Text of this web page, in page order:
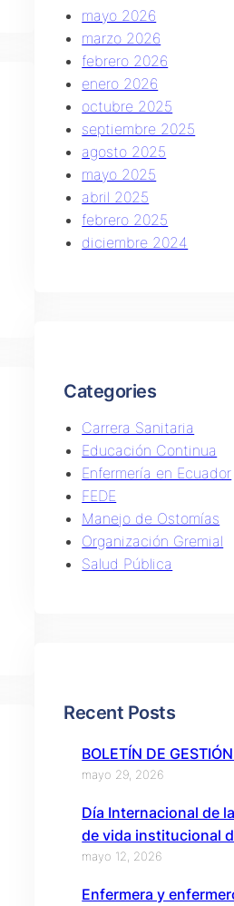
mayo 2026
marzo 2026
febrero 2026
enero 2026
octubre 2025
septiembre 2025
agosto 2025
mayo 2025
abril 2025
febrero 2025
diciembre 2024
Categories
Carrera Sanitaria
Educación Continua
Enfermería en Ecuador
FEDE
Manejo de Ostomías
Organización Gremial
Salud Pública
Recent Posts
BOLETÍN DE
mayo 29, 2026
Día Internacional de
de vida institucional
mayo 12, 2026
Enfermera y